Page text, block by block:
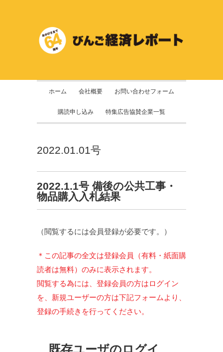
ホーム 会社概要 お問い合わせフォーム
購読申し込み 特集広告協賛企業一覧
2022.01.01号
2022.1.1号 備後の公共工事・
物品購入入札結果
（閲覧するには会員登録が必要です。）
＊この記事の全文は登録会員（有料・紙面購
読者は無料）のみに表示されます。
閲覧する為には、登録会員の方はログイン
を、新規ユーザーの方は下記フォームより、
登録の手続きを行ってください。